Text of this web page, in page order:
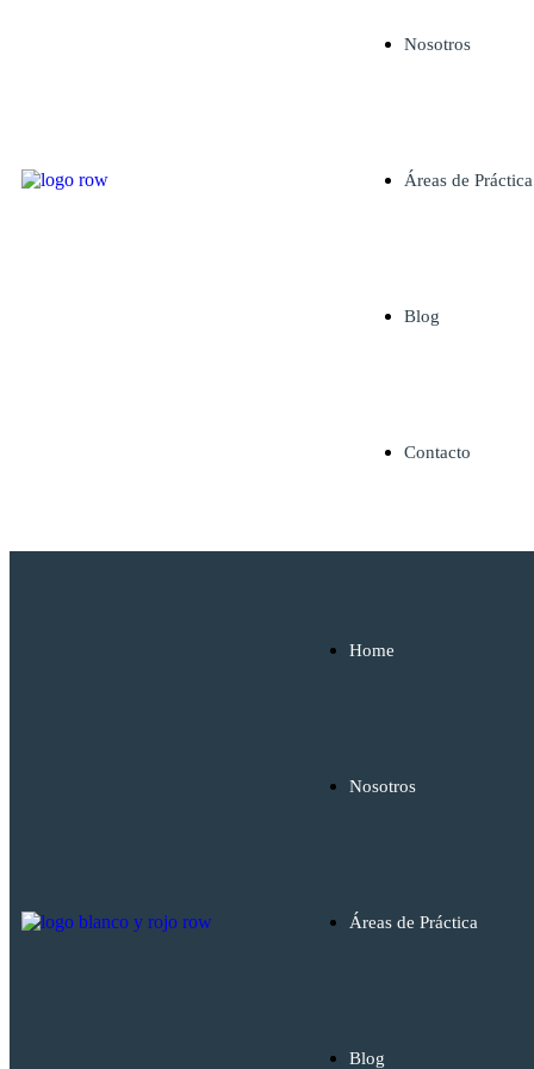
Nosotros
Áreas de Práctica
Blog
Contacto
Home
Nosotros
Áreas de Práctica
Blog